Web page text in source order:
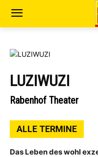
LUZIWUZI
Rabenhof Theater
ALLE TERMINE
Das Leben des wohl